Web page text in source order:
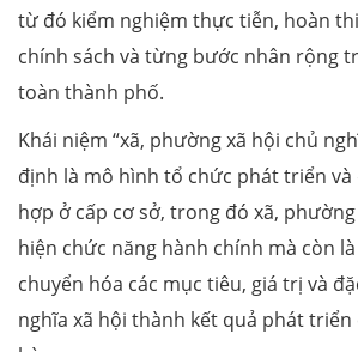
từ đó kiểm nghiệm thực tiễn, hoàn
chính sách và từng bước nhân rộng
toàn thành phố.
Khái niệm “xã, phường xã hội chủ
định là mô hình tổ chức phát triển
hợp ở cấp cơ sở, trong đó xã,
hiện chức năng hành chính mà còn
chuyển hóa các mục tiêu, giá trị và
nghĩa xã hội thành kết quả phát